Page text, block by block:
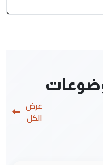
عرض
الكل